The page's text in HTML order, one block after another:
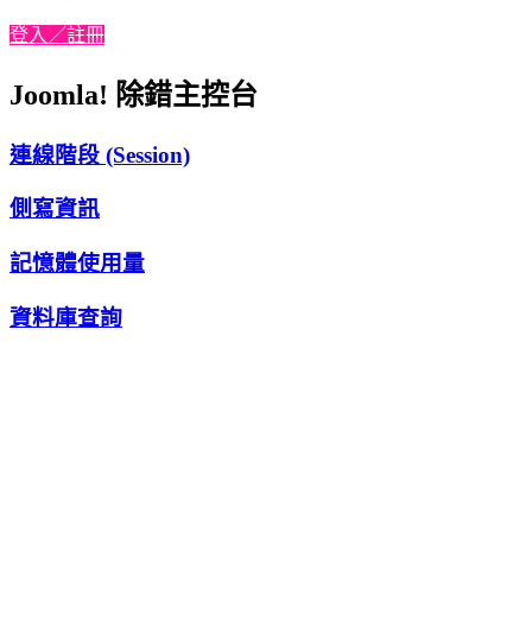
登入／註冊
Joomla! 除錯主控台
連線階段 (Session)
側寫資訊
記憶體使用量
資料庫查詢